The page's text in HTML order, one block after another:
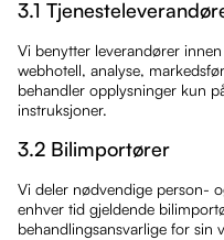
3.1
Vi benytter leverandører
webhotell, analyse,
behandler opplysninger kun
instruksjoner.
3.2 Bilimportører
Vi deler nødvendige person-
enhver tid gjeldende
behandlingsansvarlige for sin